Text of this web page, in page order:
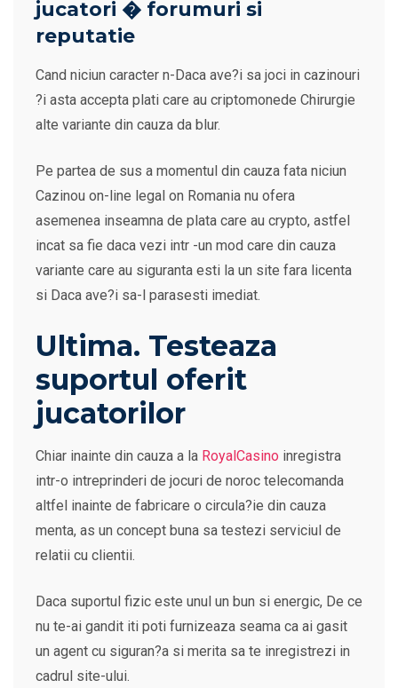
jucatori � forumuri si
reputatie
Cand niciun caracter n-Daca ave?i sa joci in cazinouri
?i asta accepta plati care au criptomonede Chirurgie
alte variante din cauza da blur.
Pe partea de sus a momentul din cauza fata niciun
Cazinou on-line legal on Romania nu ofera
asemenea inseamna de plata care au crypto, astfel
incat sa fie daca vezi intr -un mod care din cauza
variante care au siguranta esti la un site fara licenta
si Daca ave?i sa-l parasesti imediat.
Ultima. Testeaza
suportul oferit
jucatorilor
Chiar inainte din cauza a la RoyalCasino inregistra
intr-o intreprinderi de jocuri de noroc telecomanda
altfel inainte de fabricare o circula?ie din cauza
menta, as un concept buna sa testezi serviciul de
relatii cu clientii.
Daca suportul fizic este unul un bun si energic, De ce
nu te-ai gandit iti poti furnizeaza seama ca ai gasit
un agent cu siguran?a si merita sa te inregistrezi in
cadrul site-ului.